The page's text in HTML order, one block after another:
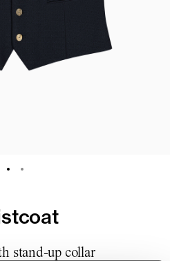
stand-up collar